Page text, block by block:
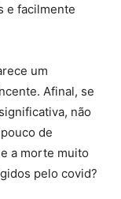
e facilmente
um
Afinal, se
não
de
a morte muito
pelo covid?